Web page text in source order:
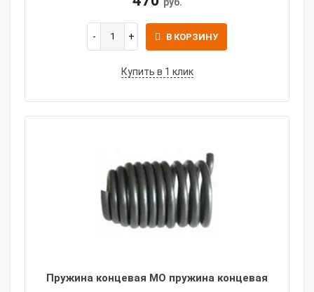
В КОРЗИНУ
Купить в 1 клик
Пружина концевая МО пружина концевая